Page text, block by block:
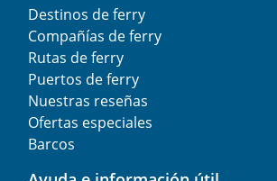
Destinos de ferry
Compañías de ferry
Rutas de ferry
Puertos de ferry
Nuestras reseñas
Ofertas especiales
Barcos